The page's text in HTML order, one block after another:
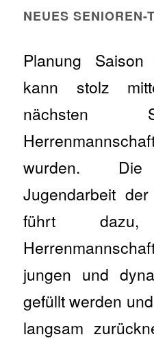
NEUES SENIOREN-
Planung
kann stolz
nächsten
wurden. Die
Jugendarbeit
führt
jungen und
gefüllt werden
langsam